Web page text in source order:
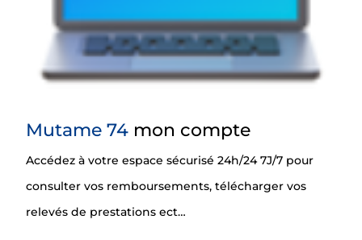
Mutame 74 mon compte
Accédez à votre espace sécurisé 24h/24 7J/7 pour
consulter vos remboursements, télécharger vos
relevés de prestations ect…